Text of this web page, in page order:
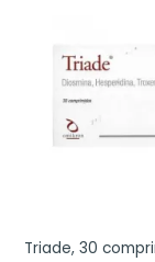
Triade, 30